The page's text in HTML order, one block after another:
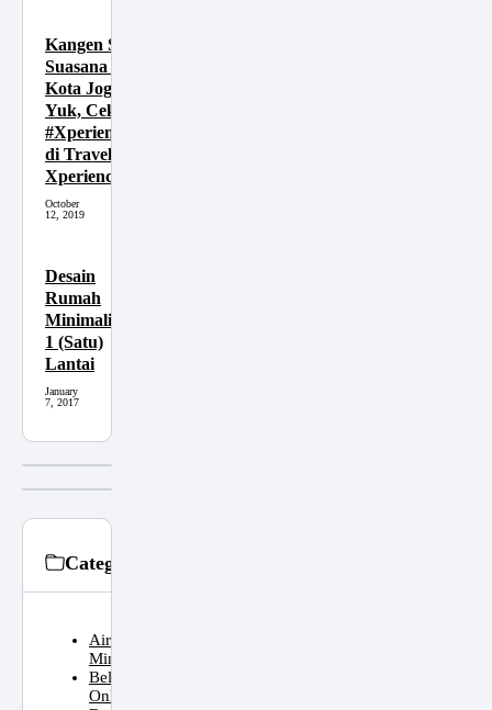
Kangen Sama
Suasana Malam
Kota Jogja?
Yuk, Cek
#XperienceSeru
di Traveloka
Xperience
October
12, 2019
Desain
Rumah
Minimalis
1 (Satu)
Lantai
January
7, 2017
Categories
Air
Minum
Belanja
Online